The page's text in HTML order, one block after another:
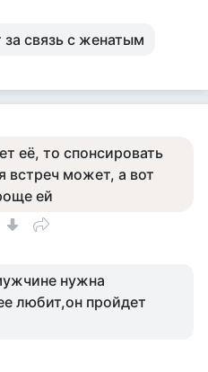
связь с женатым
её, то спонсировать
встреч может, а вот
ей
нужна
любит,он пройдет